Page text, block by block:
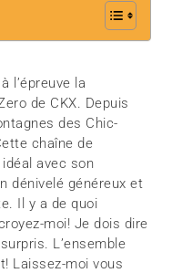
l’épreuve la
de CKX. Depuis
des Chic-
chaîne de
avec son
dénivelé généreux et
Il y a de quoi
moi! Je dois dire
L’ensemble
Laissez-moi vous